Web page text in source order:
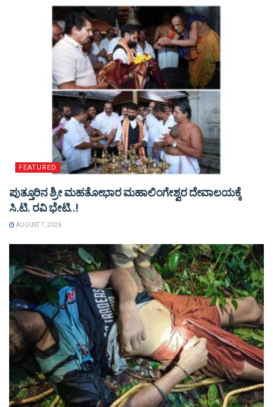
FEATURED
ಪುತ್ತೂರಿನ ಶ್ರೀ ಮಹತೋಭಾರ ಮಹಾಲಿಂಗೇಶ್ವರ ದೇವಾಲಯಕ್ಕೆ
ಸಿ.ಟಿ. ರವಿ ಭೇಟಿ..!
AUGUST 7, 2026